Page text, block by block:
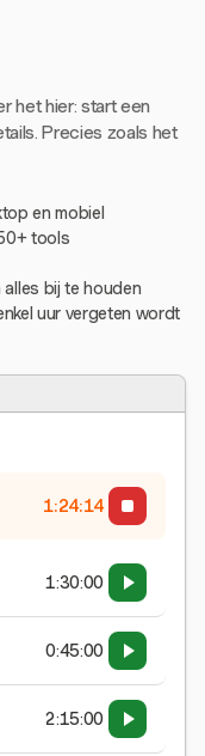
het hier: start een
Precies zoals het
en mobiel
tools
alles bij te houden
uur vergeten wordt
1:24:15
1:30:00
0:45:00
2:15:00